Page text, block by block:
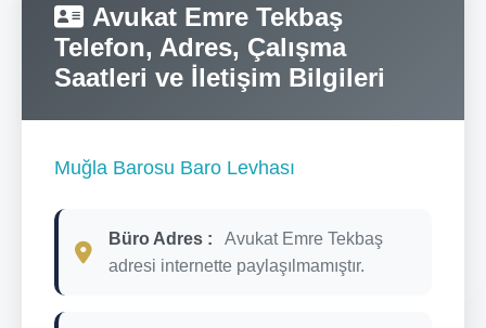
Avukat Emre Tekbaş
Telefon, Adres, Çalışma
Saatleri ve İletişim Bilgileri
Muğla Barosu Baro Levhası
Büro Adres :
Avukat Emre Tekbaş
adresi internette paylaşılmamıştır.